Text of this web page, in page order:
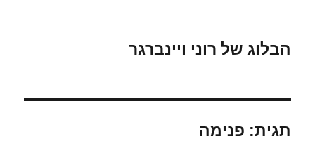
הבלוג של רוני ויינברגר
תגית: פנימה